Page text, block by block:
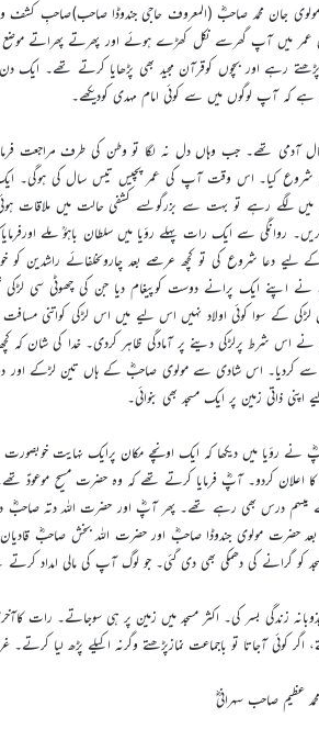
جان محمد صاحبؓ (المعروف حاجی جندوڈا صاحب)صاحبِ کشف و
عمر میں آپ گھرسے نکل کھڑے ہوئے اور پھرتے پھراتے
رہے اور بچوں کوقرآن مجید بھی پڑھایا کرتے تھے۔ ایک
ہے کہ آپ لوگوں میں سے کوئی امام مہدی کودیکھے۔
آدمی تھے۔ جب وہاں دل نہ لگا تو وطن کی طرف مراجعت
شروع کیا۔ اس وقت آپ کی عمر پچیس تیس سال کی ہوگی۔
لگے رہے تو بہت سے بزرگوںسے کشفی حالت میں ملاقات ہوئی
کریں۔ روانگی سے ایک رات پہلے رؤیا میں سلطان باہوؒ ملے
لیے دعا شروع کی تو کچھ عرصے بعد چاروںخلفائے راشدین
نے اپنے ایک پرانے دوست کوپیغام دیا جن کی چھوٹی سی
کے سوا کوئی اولاد نہیں اس لیے میں اس لڑکی کواتنی مسافت
نے اس شرط پرلڑکی دینے پر آمادگی ظاہر کردی۔ خدا کی شان
سے کردیا۔ اس شادی سے مولوی صاحبؓ کے ہاں تین لڑکے اور دو
ذاتی زمین پر ایک مسجد بھی بنوائی۔
رؤیا میں دیکھا کہ ایک اونچے مکان پرایک نہایت
اعلان کردو۔ آپؓ فرمایا کرتے تھے کہ وہ حضرت مسیح موعودؑ
میںہم درس بھی رہے تھے۔ پھر آپؓ اور حضرت اللہ دتہ صاحبؓ
حضرت مولوی جندوڈا صاحبؓ اور حضرت اللہ بخش صاحبؓ
کو گرانے کی دھمکی بھی دی گئی۔ جو لوگ آپ کی مالی امداد
زندگی بسر کی۔ اکثر مسجد میں زمین پر ہی سوجاتے۔ رات
اگر کوئی آجاتا تو باجماعت نمازپڑھتے وگرنہ اکیلے پڑھ لیا